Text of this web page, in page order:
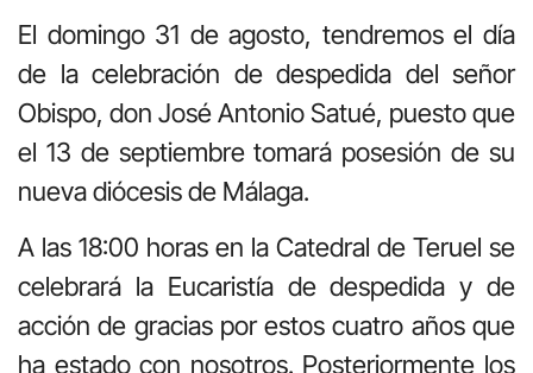
El domingo 31 de agosto, tendremos el día
de la celebración de despedida del señor
Obispo, don José Antonio Satué, puesto que
el 13 de septiembre tomará posesión de su
nueva diócesis de Málaga.
A las 18:00 horas en la Catedral de Teruel se
celebrará la Eucaristía de despedida y de
acción de gracias por estos cuatro años que
ha estado con nosotros. Posteriormente los